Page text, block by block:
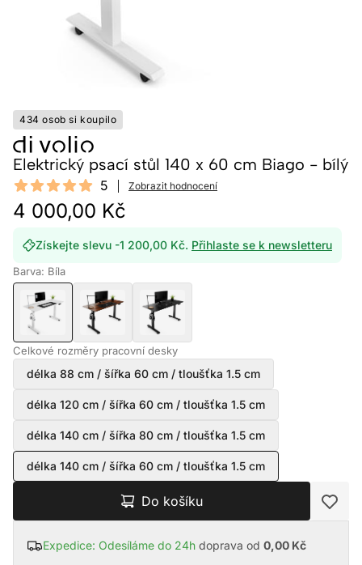
434 osob si koupilo
Elektrický psací stůl 140 x 60 cm Biago - bílý
Reviews
5 out of 5 stars 5 Zobrazit hodnocení
4 000,00 Kč
Získejte slevu -1 200,00 Kč. Přihlaste se k newsletteru
Barva: Bíla
Celkové rozměry pracovní desky
délka 88 cm / šířka 60 cm / tloušťka 1.5 cm
délka 120 cm / šířka 60 cm / tloušťka 1.5 cm
délka 140 cm / šířka 80 cm / tloušťka 1.5 cm
délka 140 cm / šířka 60 cm / tloušťka 1.5 cm
Do košíku
Expedice: Odesíláme do 24h doprava od 0,00 Kč